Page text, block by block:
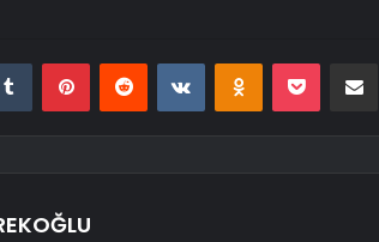
Tumblr PinterestReddit VKontakteOdnoklassniki
Pocket